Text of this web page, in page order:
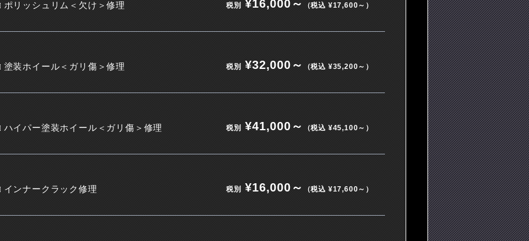
ポリッシュリム＜欠け＞修理 税別¥16,000～（税込 ¥17,600～）
塗装ホイール＜ガリ傷＞修理 税別¥32,000～（税込 ¥35,200～）
ハイパー塗装ホイール＜ガリ傷＞修理 税別¥41,000～（税込 ¥45,100～）
インナークラック修理 税別¥16,000～（税込 ¥17,600～）